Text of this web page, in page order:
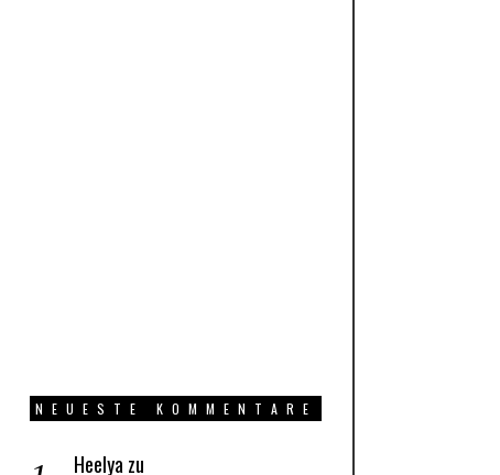
NEUESTE KOMMENTARE
Heelya zu